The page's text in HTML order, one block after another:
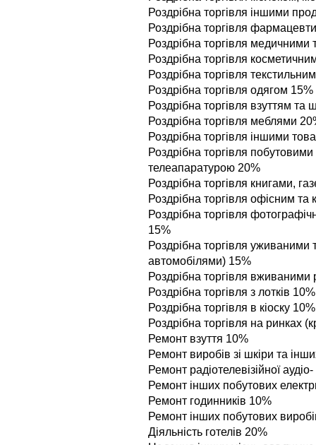
Роздрiбна торгiвля iншими
Роздрiбна торгiвля
Роздрiбна торгiвля медичними
Роздрiбна торгiвля
Роздрiбна торгiвля
Роздрiбна торгiвля одягом 15%
Роздрiбна торгiвля взуттям
Роздрiбна торгiвля меблями
Роздрiбна торгiвля iншими
Роздрiбна торгiвля
телеапаратурою 20%
Роздрiбна торгiвля книгами,
Роздрiбна торгiвля офiсним та
Роздрiбна торгiвля
15%
Роздрiбна торгiвля уживаними
автомобілями) 15%
Роздрібна торгівля вживаними
Роздрiбна торгiвля з лоткiв 10%
Роздрібна торгівля в кіоску 10%
Роздрiбна торгiвля на ринках
Ремонт взуття 10%
Ремонт виробiв зi шкiри та
Ремонт радiотелевiзiйної
Ремонт iнших побутових
Ремонт годинникiв 10%
Ремонт iнших побутових
Дiяльнiсть готелiв 20%